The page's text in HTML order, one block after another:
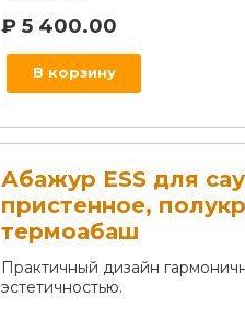
₽ 5 400.00
В корзину
Абажур ESS для
пристенное,
термоабаш
Практичный дизайн
эстетичностью.